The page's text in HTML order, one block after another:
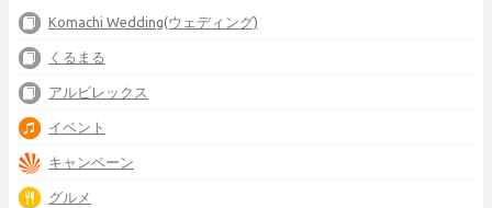
Komachi Wedding(ウェディング)
くるまる
アルビレックス
イベント
キャンペーン
グルメ